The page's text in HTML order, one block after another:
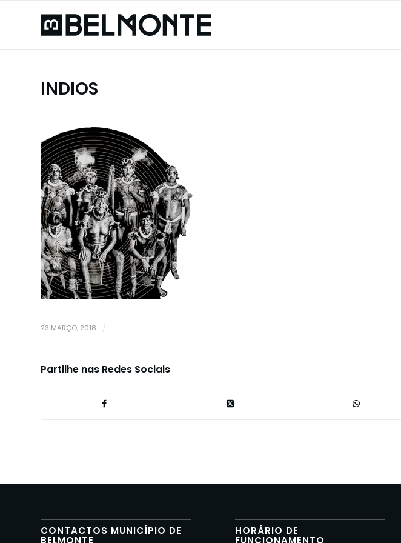
INDIOS
23 MARÇO, 2018 /
Partilhe nas Redes Sociais
CONTACTOS MUNICÍPIO DE
BELMONTE
HORÁRIO DE
FUNCIONAMENTO